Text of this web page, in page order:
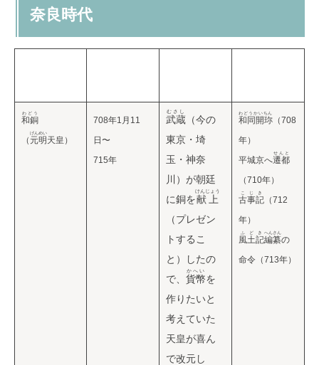
奈良時代
和銅
わどう
（ 元明
げんめい
天皇）
708年1月11
日〜
715年
武蔵
むさし
（今の
東京・埼
玉・神奈
川）が朝廷
に銅を献上
けんじょう
（プレゼン
トするこ
と）したの
で、 貨幣
かへい
を
作りたいと
考えていた
天皇が喜ん
で改元し
和同開珎
わどうかいちん
（708
年）
平城京へ遷都
せんと
（710年）
古事記
こじき
（712
年）
風土記
ふどき
編纂
へんさん
の
命令（713年）